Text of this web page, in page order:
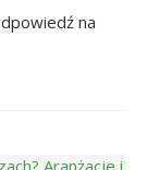
na